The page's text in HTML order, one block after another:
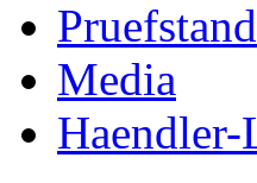
Media